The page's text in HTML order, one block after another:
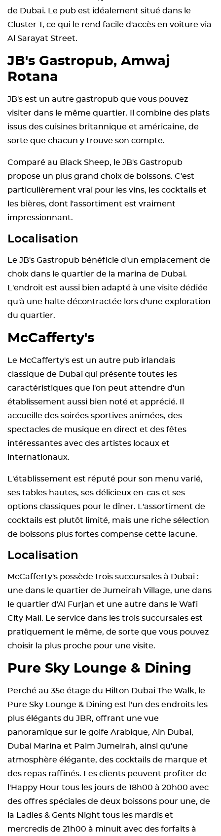
de Dubai. Le pub est idéalement situé dans le
Cluster T, ce qui le rend facile d'accès en voiture via
Al Sarayat Street.
JB's Gastropub, Amwaj
Rotana
JB's est un autre gastropub que vous pouvez
visiter dans le même quartier. Il combine des plats
issus des cuisines britannique et américaine, de
sorte que chacun y trouve son compte.
Comparé au Black Sheep, le JB's Gastropub
propose un plus grand choix de boissons. C'est
particulièrement vrai pour les vins, les cocktails et
les bières, dont l'assortiment est vraiment
impressionnant.
Localisation
Le JB's Gastropub bénéficie d'un emplacement de
choix dans le quartier de la marina de Dubai.
L'endroit est aussi bien adapté à une visite dédiée
qu'à une halte décontractée lors d'une exploration
du quartier.
McCafferty's
Le McCafferty's est un autre pub irlandais
classique de Dubai qui présente toutes les
caractéristiques que l'on peut attendre d'un
établissement aussi bien noté et apprécié. Il
accueille des soirées sportives animées, des
spectacles de musique en direct et des fêtes
intéressantes avec des artistes locaux et
internationaux.
L'établissement est réputé pour son menu varié,
ses tables hautes, ses délicieux en-cas et ses
options classiques pour le dîner. L'assortiment de
cocktails est plutôt limité, mais une riche sélection
de boissons plus fortes compense cette lacune.
Localisation
McCafferty's possède trois succursales à Dubai :
une dans le quartier de Jumeirah Village, une dans
le quartier d'Al Furjan et une autre dans le Wafi
City Mall. Le service dans les trois succursales est
pratiquement le même, de sorte que vous pouvez
choisir la plus proche pour une visite.
Pure Sky Lounge & Dining
Perché au 35e étage du Hilton Dubai The Walk, le
Pure Sky Lounge & Dining est l'un des endroits les
plus élégants du JBR, offrant une vue
panoramique sur le golfe Arabique, Ain Dubai,
Dubai Marina et Palm Jumeirah, ainsi qu'une
atmosphère élégante, des cocktails de marque et
des repas raffinés. Les clients peuvent profiter de
l'Happy Hour tous les jours de 18h00 à 20h00 avec
des offres spéciales de deux boissons pour une, de
la Ladies & Gents Night tous les mardis et
mercredis de 21h00 à minuit avec des forfaits à